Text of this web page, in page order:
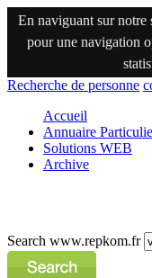
En naviguant sur notre
pour une navigation
Recherche de personne
Accueil
Annuaire
Solutions WEB
Archive
Search www.repkom.fr